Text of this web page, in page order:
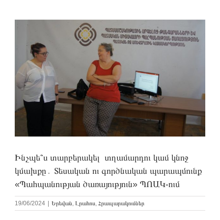
View
Ինչպե՞ս տարբերակել տղամարդու կամ կնոջ
կմախքը․ Տեսական ու գործնական պարապմունք
«Պահպանության ծառայություն» ՊՈԱԿ-ում
19/06/2024 Երեվան, Լրահոս, Հրապարակումներ